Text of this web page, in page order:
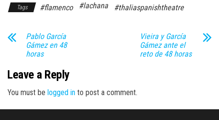
Tags #flamenco #lachana #thaliaspanishtheatre
Pablo García
Gámez en 48
horas
Vieira y García
Gámez ante el
reto de 48 horas
Leave a Reply
You must be logged in to post a comment.